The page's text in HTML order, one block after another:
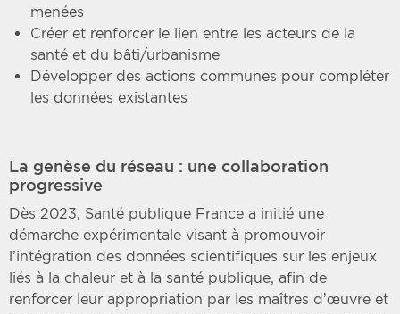
menées
Créer et renforcer le lien entre les acteurs de la
santé et du bâti/urbanisme
Développer des actions communes pour compléter
les données existantes
La genèse du réseau : une collaboration
progressive
Dès 2023, Santé publique France a initié une
démarche expérimentale visant à promouvoir
l’intégration des données scientifiques sur les enjeux
liés à la chaleur et à la santé publique, afin de
renforcer leur appropriation par les maîtres d’œuvre et